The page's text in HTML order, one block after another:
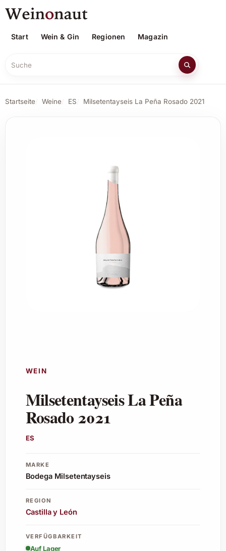
Start Wein & Gin Regionen Magazin
Suche
Startseite Weine ES Milsetentayseis La Peña Rosado 2021
WEIN
Milsetentayseis La Peña
Rosado 2021
ES
MARKE
Bodega Milsetentayseis
REGION
Castilla y León
VERFÜGBARKEIT
Auf Lager